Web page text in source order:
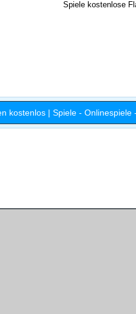
Spiele kostenlose
kostenlos | Spiele - Onlinespiele -